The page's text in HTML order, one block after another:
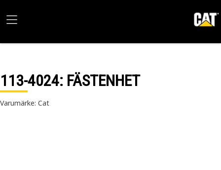
113-4024: FÄSTENHET
Varumärke: Cat